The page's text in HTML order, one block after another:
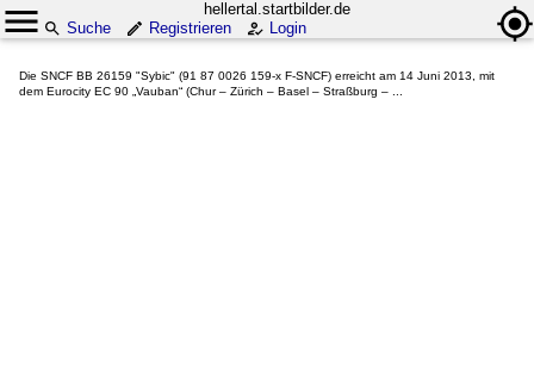
hellertal.startbilder.de
Suche
Registrieren Login
Die SNCF BB 26159 "Sybic" (91 87 0026 159-x F-SNCF) erreicht am 14 Juni 2013, mit
dem Eurocity EC 90 „Vauban“ (Chur – Zürich – Basel – Straßburg – ...